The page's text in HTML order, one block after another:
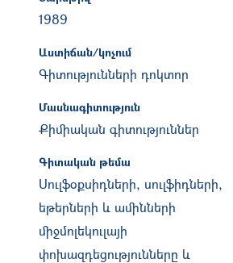
1989
Աստիճան/կոչում
Գիտությունների դոկտոր
Մասնագիտություն
Քիմիական գիտություններ
Գիտական թեմա
Սուլֆօքսիդների, սուլֆիդների,
եթերների և ամինների
միջմոլեկուլայի
փոխազդեցությունները և